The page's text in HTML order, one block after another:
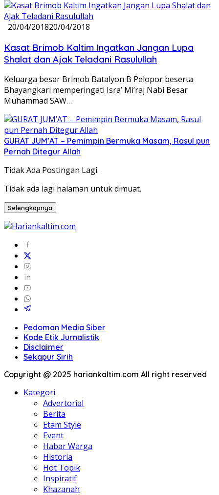
20/04/201820/04/2018
Kasat Brimob Kaltim Ingatkan Jangan Lupa
Shalat dan Ajak Teladani Rasulullah
Keluarga besar Brimob Batalyon B Pelopor beserta
Bhayangkari memperingati Isra’ Mi’raj Nabi Besar
Muhammad SAW…
GURAT JUM’AT – Pemimpin Bermuka Masam, Rasul pun
Pernah Ditegur Allah
Tidak Ada Postingan Lagi.
Tidak ada lagi halaman untuk dimuat.
Selengkapnya
Pedoman Media Siber
Kode Etik Jurnalistik
Disclaimer
Sekapur Sirih
Copyright @ 2025 hariankaltim.com All right reserved
Kategori
Advertorial
Berita
Etam Style
Event
Habar Warga
Historia
Hot Topik
Inspiratif
Khazanah